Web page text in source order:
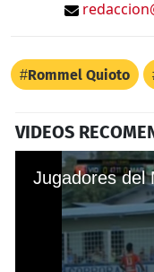
Rommel Quioto
VIDEOS